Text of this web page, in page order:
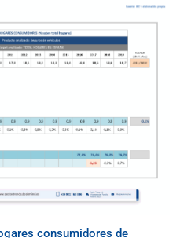
consumidores de